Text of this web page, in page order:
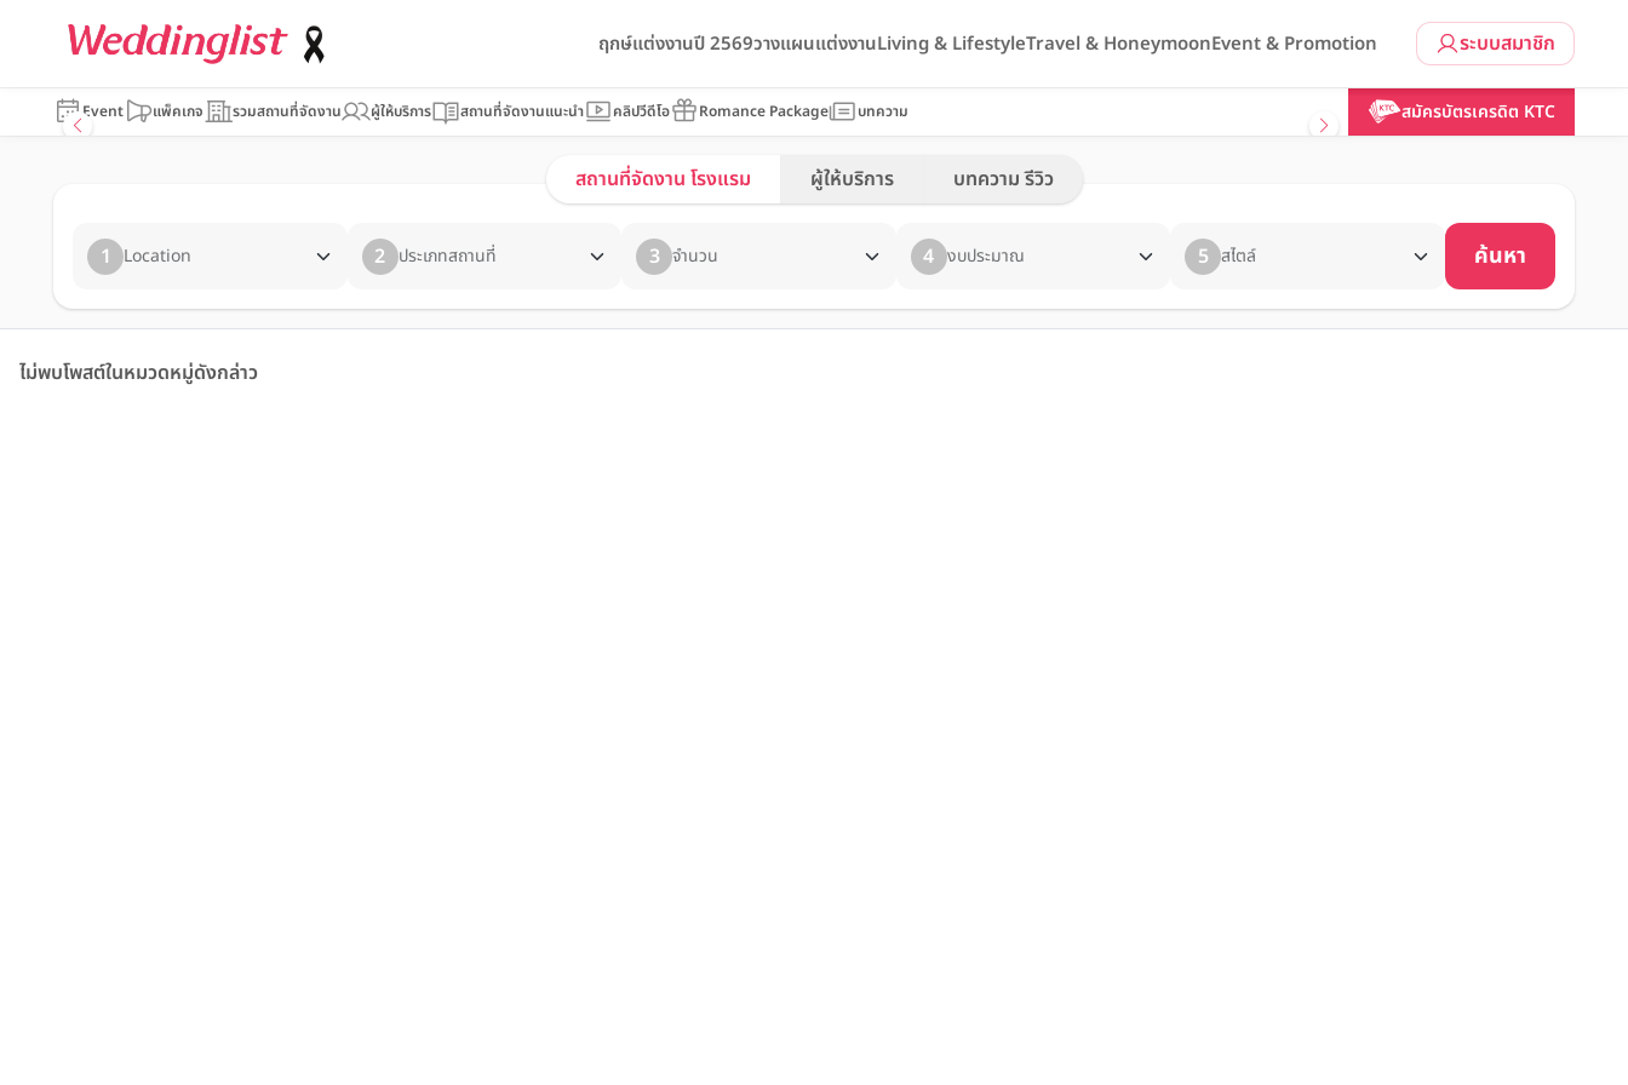
ระบบสมาชิก
ฤกษ์แต่งงานปี 2569วางแผนแต่งงานLiving & LifestyleTravel & HoneymoonEvent & Promotion
Event แพ็คเกจ รวมสถานที่จัดงาน ผู้ให้บริการ สถานที่จัดงานแนะนำ คลิปวีดีโอ Romance Package บทความ สมัครบัตรเครดิต KTC
สถานที่จัดงาน โรงแรม ผู้ให้บริการ บทความ รีวิว
1 Location 2 ประเภทสถานที่ 3 จำนวน 4 งบประมาณ 5 สไตล์ ค้นหา
ไม่พบโพสต์ในหมวดหมู่ดังกล่าว